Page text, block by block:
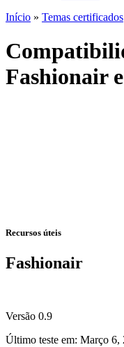
Início » Temas certificados
Fashionair
Recursos úteis
Fashionair
Versão 0.9
Último teste em: Março 6,